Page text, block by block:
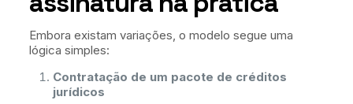
Embora existam variações, o modelo segue uma
lógica simples:
Contratação de um pacote de créditos
jurídicos